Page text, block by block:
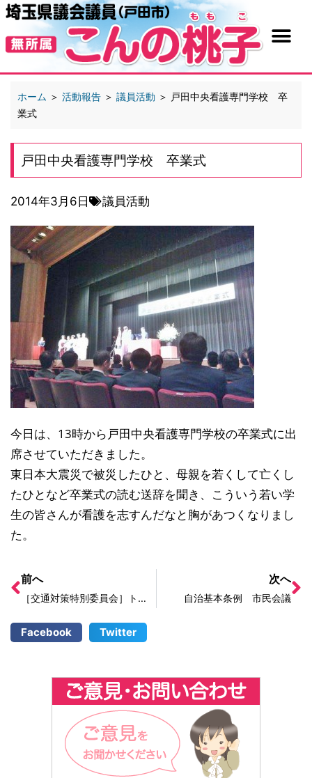
ホーム ＞ 活動報告 ＞ 議員活動 ＞ 戸田中央看護専門学校 卒
業式
戸田中央看護専門学校 卒業式
2014年3月6日 議員活動
今日は、13時から戸田中央看護専門学校の卒業式に出
席させていただきました。
東日本大震災で被災したひと、母親を若くして亡くし
たひとなど卒業式の読む送辞を聞き、こういう若い学
生の皆さんが看護を志すんだなと胸があつくなりまし
た。
前へ
［交通対策特別委員会］トコバス他
次へ
自治基本条例 市民会議
Facebook Twitter